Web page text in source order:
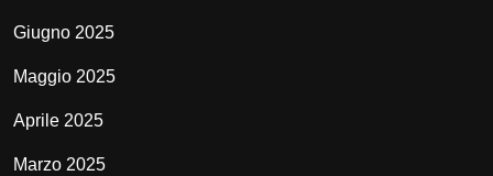
Giugno 2025
Maggio 2025
Aprile 2025
Marzo 2025